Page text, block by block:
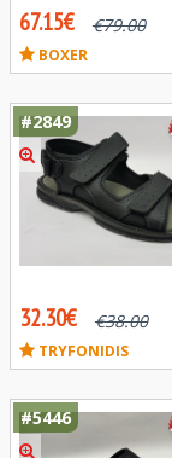
67.15€ €79.00
BOXER
32.30€ €38.00
TRYFONIDIS
#2849
#5446